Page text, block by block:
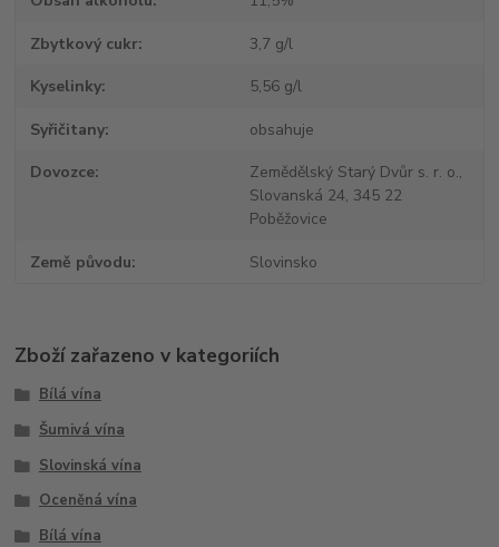
Zbytkový cukr 3,7 g/l
Kyselinky 5,56 g/l
Syřičitany obsahuje
Dovozce
Zemědělský Starý Dvůr s. r. o.,
Slovanská 24, 345 22
Poběžovice
Země původu Slovinsko
Zboží zařazeno v kategoriích
Bílá vína
Šumivá vína
Slovinská vína
Oceněná vína
Bílá vína